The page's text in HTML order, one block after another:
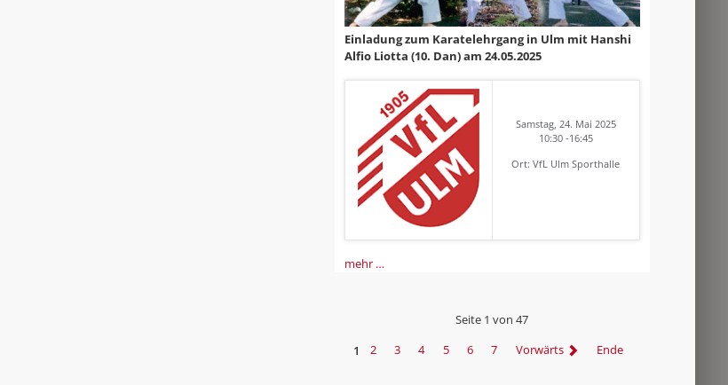
Einladung zum Karatelehrgang in Ulm mit Hanshi
Alfio Liotta (10. Dan) am 24.05.2025
Samstag, 24. Mai 2025
10:30 -16:45
Ort: VfL Ulm Sporthalle
mehr …
Seite 1 von 47
1
2 3 4 5 6 7 Vorwärts Ende